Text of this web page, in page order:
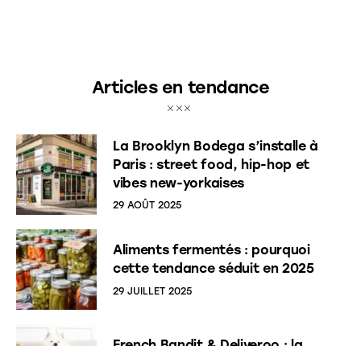
Articles en tendance
La Brooklyn Bodega s’installe à
Paris : street food, hip-hop et
vibes new-yorkaises
29 AOÛT 2025
Aliments fermentés : pourquoi
cette tendance séduit en 2025
29 JUILLET 2025